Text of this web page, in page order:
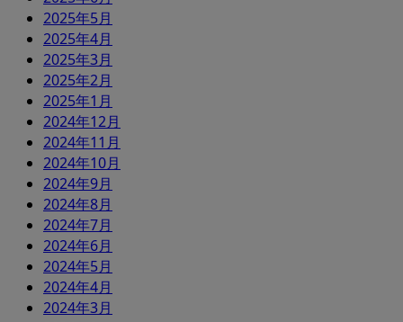
2025年5月
2025年4月
2025年3月
2025年2月
2025年1月
2024年12月
2024年11月
2024年10月
2024年9月
2024年8月
2024年7月
2024年6月
2024年5月
2024年4月
2024年3月